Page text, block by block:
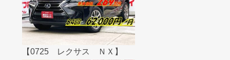
【0725 レクサス ＮＸ】